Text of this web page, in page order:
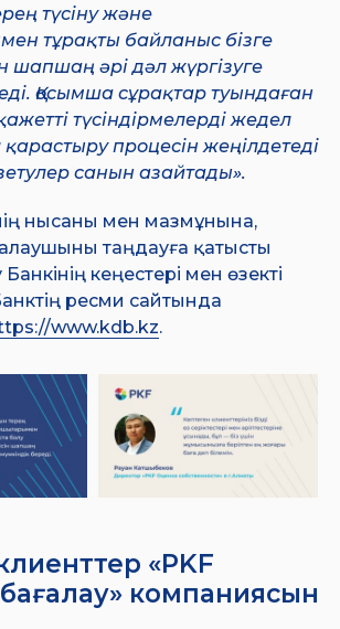
түсіну және
тұрақты байланыс бізге
шапшаң әрі дәл жүргізуге
Қосымша сұрақтар туындаған
түсіндірмелерді жедел
процесін жеңілдетеді
санын азайтады».
нысаны мен мазмұнына,
таңдауға қатысты
кеңестері мен өзекті
ресми сайтында
www.kdb.kz.
«PKF
компаниясын